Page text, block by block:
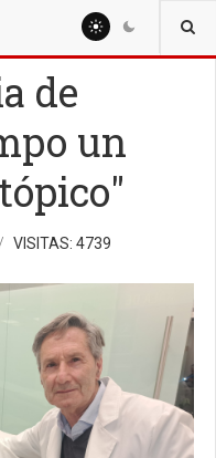
de
un
VISITAS: 4739